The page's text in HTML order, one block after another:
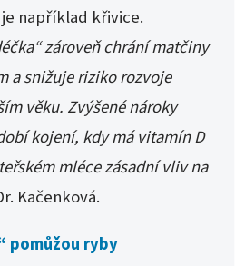
například křivice.
zároveň chrání matčiny
a snižuje riziko rozvoje
věku. Zvýšené nároky
kojení, kdy má vitamín D
mléce zásadní vliv na
Kačenková.
pomůžou ryby